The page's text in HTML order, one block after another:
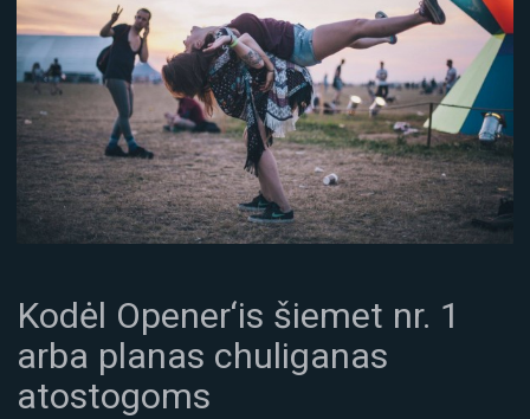
Kodėl Opener‘is šiemet nr. 1
arba planas chuliganas
atostogoms